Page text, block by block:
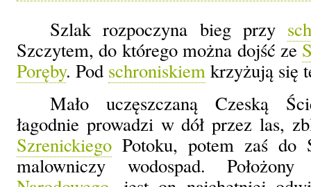
Szlak rozpoczyna bieg przy
Szczytem, do którego można dojść ze
Poręby. Pod schroniskiem krzyżują się
Mało uczęszczaną Czeską
łagodnie prowadzi w dół przez las,
Szrenickiego Potoku, potem zaś do
malowniczy wodospad.